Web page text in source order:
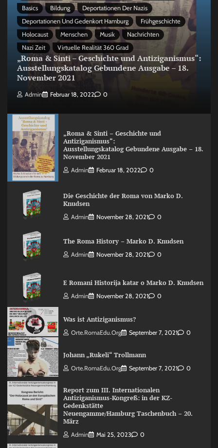
Basics Bildung
Deportationen Der Nazis
Deportationen Und Gedenkort Hamburg
Frühgeschichte
Holocaust
Menschen Musik
Nachrichten
Nazi Zeit
Virtuelle Realität 360 Grad
„Roma & Sinti – Geschichte und Antiziganismus“:
Ausstellungskatalog Gebundene Ausgabe – 18.
November 2021
Admin Februar 18, 2022 0
„Roma & Sinti – Geschichte und
Antiziganismus“:
Ausstellungskatalog Gebundene Ausgabe – 18.
November 2021
Admin Februar 18, 2022 0
Die Geschichte der Roma von Marko D.
Knudsen
Admin November 28, 2021 0
The Roma History – Marko D. Knudsen
Admin November 28, 2021 0
E Romani Historija katar o Marko D. Knudsen
Admin November 28, 2021 0
Was ist Antiziganismus?
Orte.RomaEdu.org September 7, 2021 0
Johann „Rukeli“ Trollmann
Orte.RomaEdu.org September 7, 2021 0
Report zum III. Internationalen
Antiziganismus-Kongreß: in der KZ-
Gedenkstätte
Neuengamme/Hamburg Taschenbuch – 20.
März
Admin Mai 25, 2023 0